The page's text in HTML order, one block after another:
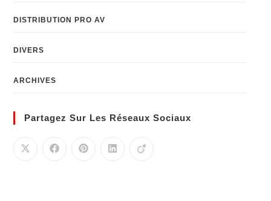
DISTRIBUTION PRO AV
DIVERS
ARCHIVES
Partagez Sur Les Réseaux Sociaux